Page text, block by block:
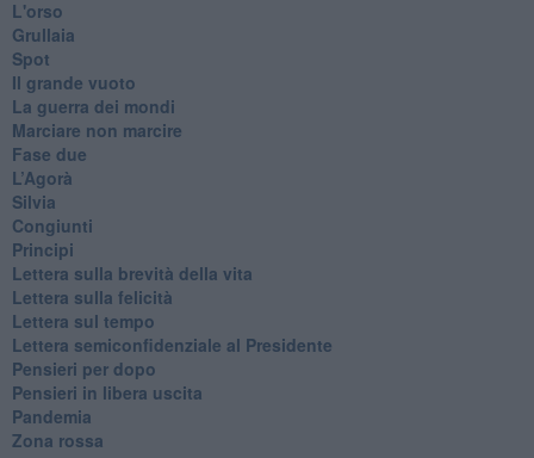
L'orso
Grullaia
Spot
​Il grande vuoto
​La guerra dei mondi
Marciare non marcire
Fase due
L’Agorà
Silvia
Congiunti
Principi
​Lettera sulla brevità della vita
​Lettera sulla felicità
​Lettera sul tempo
Lettera semiconfidenziale al Presidente
Pensieri per dopo
​Pensieri in libera uscita
Pandemia
Zona rossa